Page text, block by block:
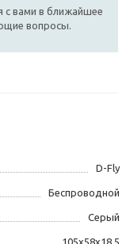
с вами в ближайшее
вопросы.
D-Fly
Беспроводной
Серый
105х58х18,5